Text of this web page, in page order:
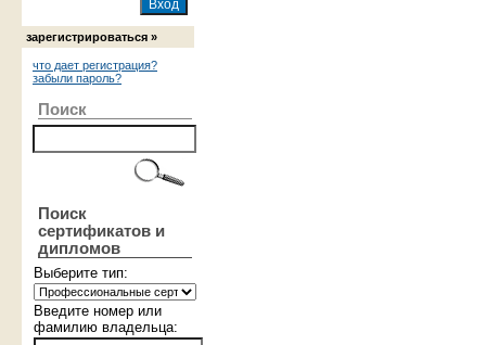
зарегистрироваться »
что дает регистрация?
забыли пароль?
Поиск
Поиск
сертификатов и
дипломов
Выберите тип:
Введите номер или
фамилию владельца: